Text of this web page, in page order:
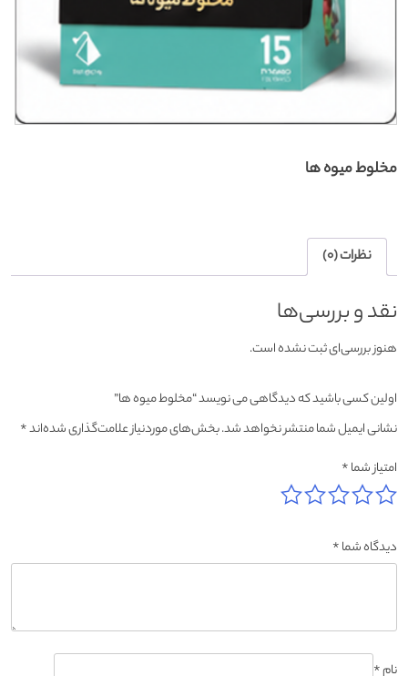
مخلوط میوه ها
نظرات (0)
نقد و بررسی‌ها
هنوز بررسی‌ای ثبت نشده است.
اولین کسی باشید که دیدگاهی می نویسد “مخلوط میوه ها”
نشانی ایمیل شما منتشر نخواهد شد.بخش‌های موردنیاز علامت‌گذاری شده‌اند*
امتیاز شما*
دیدگاه شما*
نام*